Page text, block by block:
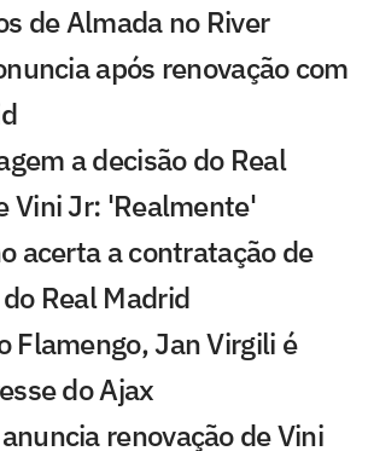
de Almada no River
após renovação com
a decisão do Real
Vini Jr: 'Realmente'
acerta a contratação de
Real Madrid
Flamengo, Jan Virgili é
do Ajax
renovação de Vini